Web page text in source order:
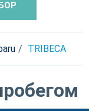
TRIBECA